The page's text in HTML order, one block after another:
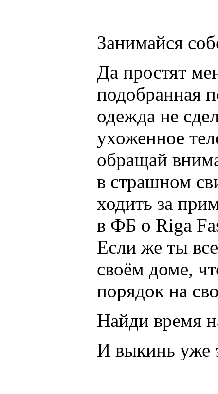
Занимайся
Да простят
подобранная
одежда не
ухоженное
обращай
в страшном
ходить за
в ФБ о Riga
Если же ты
своём доме,
порядок на
Найди время
И выкинь уже